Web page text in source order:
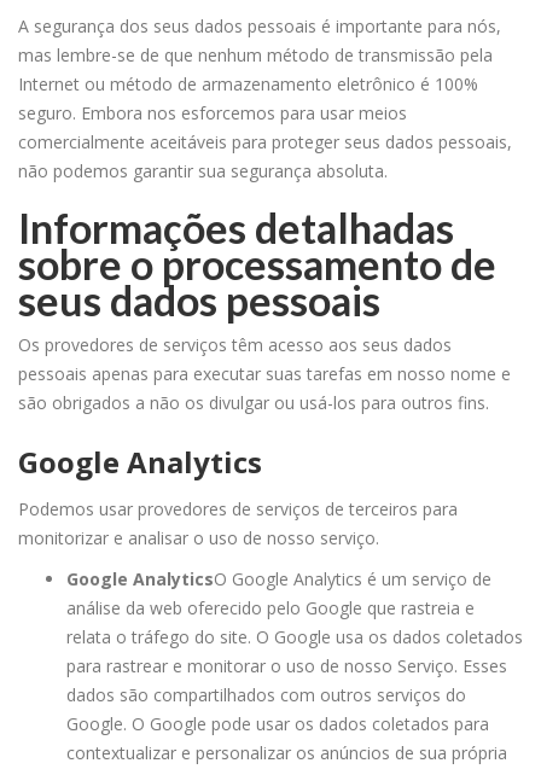
A segurança dos seus dados pessoais é importante para nós,
mas lembre-se de que nenhum método de transmissão pela
Internet ou método de armazenamento eletrônico é 100%
seguro. Embora nos esforcemos para usar meios
comercialmente aceitáveis ​​para proteger seus dados pessoais,
não podemos garantir sua segurança absoluta.
Informações detalhadas
sobre o processamento de
seus dados pessoais
Os provedores de serviços têm acesso aos seus dados
pessoais apenas para executar suas tarefas em nosso nome e
são obrigados a não os divulgar ou usá-los para outros fins.
Google Analytics
Podemos usar provedores de serviços de terceiros para
monitorizar e analisar o uso de nosso serviço.
Google AnalyticsO Google Analytics é um serviço de
análise da web oferecido pelo Google que rastreia e
relata o tráfego do site. O Google usa os dados coletados
para rastrear e monitorar o uso de nosso Serviço. Esses
dados são compartilhados com outros serviços do
Google. O Google pode usar os dados coletados para
contextualizar e personalizar os anúncios de sua própria